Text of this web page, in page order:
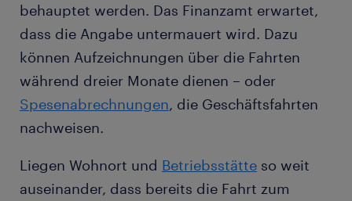
behauptet werden. Das Finanzamt erwartet,
dass die Angabe untermauert wird. Dazu
können Aufzeichnungen über die Fahrten
während dreier Monate dienen – oder
Spesenabrechnungen, die Geschäftsfahrten
nachweisen.
Liegen Wohnort und Betriebsstätte so weit
auseinander, dass bereits die Fahrt zum